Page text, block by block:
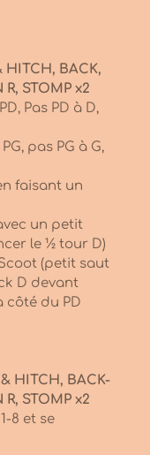
HITCH, BACK,
STOMP x2
Pas PD à D,
pas PG à G,
faisant un
un petit
le ½ tour D)
(petit saut
D devant
à côté du PD
HITCH, BACK-
STOMP x2
8 et se